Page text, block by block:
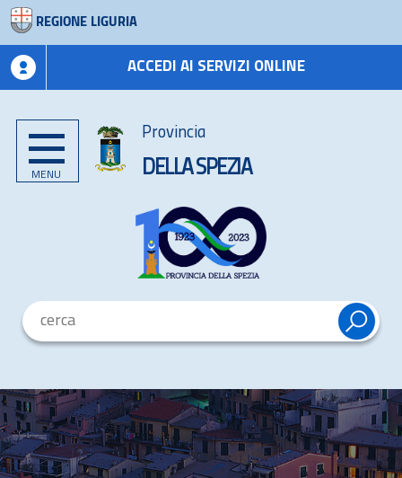
REGIONE LIGURIA
ACCEDI AI SERVIZI ONLINE
MENU
Provincia
DELLA SPEZIA